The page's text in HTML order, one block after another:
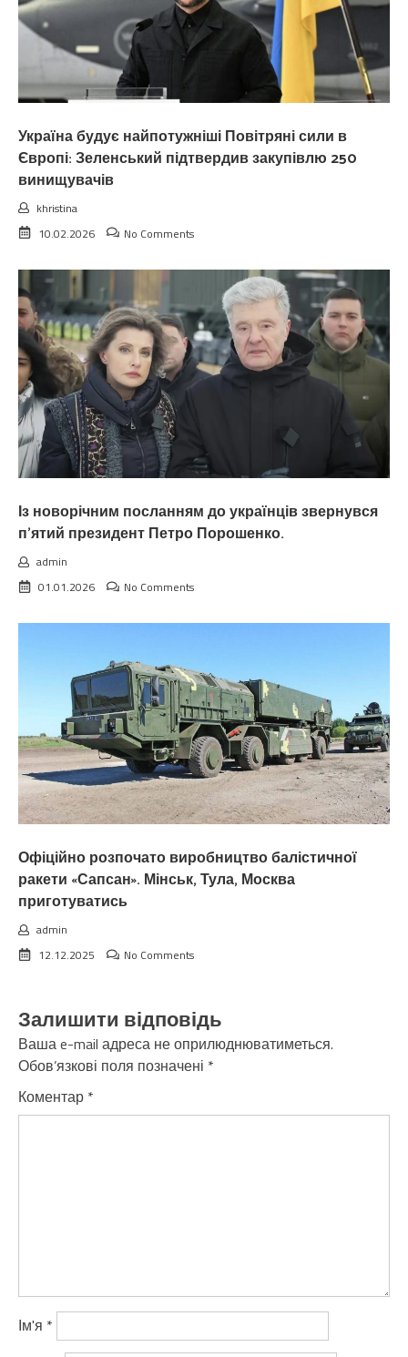
Україна будує найпотужніші Повітряні сили в
Європі: Зеленський підтвердив закупівлю 250
винищувачів
khristina
10.02.2026
No Comments
Із новорічним посланням до українців звернувся
п’ятий президент Петро Порошенко.
admin
01.01.2026
No Comments
Офіційно розпочато виробництво балістичної
ракети «Сапсан». Мінськ, Тула, Москва
приготуватись
admin
12.12.2025
No Comments
Залишити відповідь
Ваша e-mail адреса не оприлюднюватиметься.
Обов’язкові поля позначені *
Коментар *
Ім'я *